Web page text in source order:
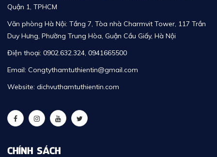
Quận 1, TPHCM
Văn phòng Hà Nội: Tầng 7, Tòa nhà Charmvit Tower, 117 Trần
Duy Hưng, Phường Trung Hòa, Guận Cầu Giấy, Hà Nội
Điện thoại: 0902.632.324 0941665500
Email: Congtythamtuthientin@gmail.com
Website: dichvuthamtuthientin.com
CHÍNH SÁCH